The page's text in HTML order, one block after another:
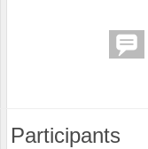
Participants